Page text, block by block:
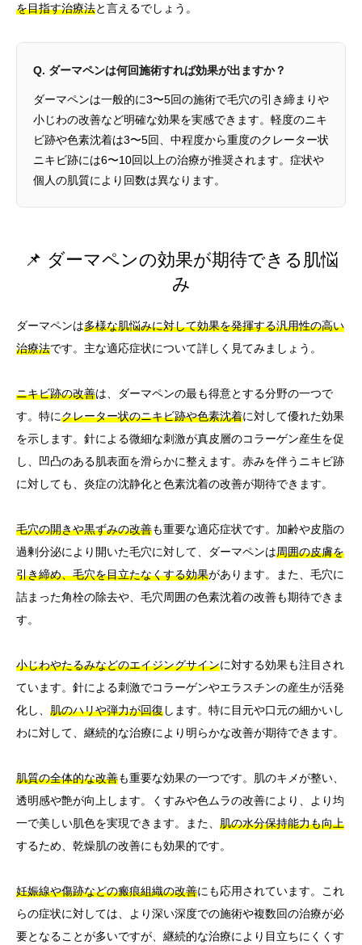
を目指す治療法と言えるでしょう。
Q. ダーマペンは何回施術すれば効果が出ますか？
ダーマペンは一般的に3〜5回の施術で毛穴の引き締まりや
小じわの改善など明確な効果を実感できます。軽度のニキ
ビ跡や色素沈着は3〜5回、中程度から重度のクレーター状
ニキビ跡には6〜10回以上の治療が推奨されます。症状や
個人の肌質により回数は異なります。
📌 ダーマペンの効果が期待できる肌悩
み
ダーマペンは多様な肌悩みに対して効果を発揮する汎用性の高い
治療法です。主な適応症状について詳しく見てみましょう。
ニキビ跡の改善は、ダーマペンの最も得意とする分野の一つで
す。特にクレーター状のニキビ跡や色素沈着に対して優れた効果
を示します。針による微細な刺激が真皮層のコラーゲン産生を促
し、凹凸のある肌表面を滑らかに整えます。赤みを伴うニキビ跡
に対しても、炎症の沈静化と色素沈着の改善が期待できます。
毛穴の開きや黒ずみの改善も重要な適応症状です。加齢や皮脂の
過剰分泌により開いた毛穴に対して、ダーマペンは周囲の皮膚を
引き締め、毛穴を目立たなくする効果があります。また、毛穴に
詰まった角栓の除去や、毛穴周囲の色素沈着の改善も期待できま
す。
小じわやたるみなどのエイジングサインに対する効果も注目され
ています。針による刺激でコラーゲンやエラスチンの産生が活発
化し、 肌のハリや弾力が回復します。特に目元や口元の細かいし
わに対して、継続的な治療により明らかな改善が期待できます。
肌質の全体的な改善も重要な効果の一つです。肌のキメが整い、
透明感や艶が向上します。くすみや色ムラの改善により、より均
一で美しい肌色を実現できます。また、 肌の水分保持能力も向上
するため、乾燥肌の改善にも効果的です。
妊娠線や傷跡などの瘢痕組織の改善にも応用されています。これ
らの症状に対しては、より深い深度での施術や複数回の治療が必
要となることが多いですが、継続的な治療により目立ちにくくす